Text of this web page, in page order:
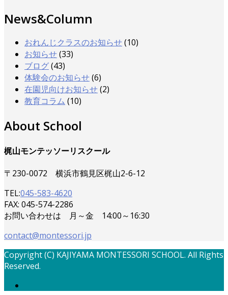
News&Column
おれんじクラスのお知らせ(10)
お知らせ(33)
ブログ(43)
体験会のお知らせ(6)
在園児向けお知らせ(2)
教育コラム (10)
About School
梶山モンテッソーリスクール
〒230-0072 横浜市鶴見区梶山2-6-12
TEL:045-583-4620
FAX: 045-574-2286
お問い合わせは 月～金 14:00～16:30
contact@montessori.jp
Copyright (C) KAJIYAMA MONTESSORI SCHOOL. All Rights
Reserved.